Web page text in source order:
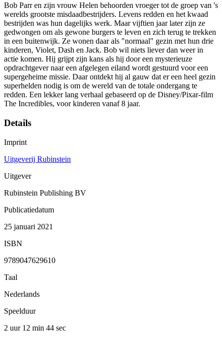
Bob Parr en zijn vrouw Helen behoorden vroeger tot de groep van 's
werelds grootste misdaadbestrijders. Levens redden en het kwaad
bestrijden was hun dagelijks werk. Maar vijftien jaar later zijn ze
gedwongen om als gewone burgers te leven en zich terug te trekken
in een buitenwijk. Ze wonen daar als "normaal" gezin met hun drie
kinderen, Violet, Dash en Jack. Bob wil niets liever dan weer in
actie komen. Hij grijpt zijn kans als hij door een mysterieuze
opdrachtgever naar een afgelegen eiland wordt gestuurd voor een
supergeheime missie. Daar ontdekt hij al gauw dat er een heel gezin
superhelden nodig is om de wereld van de totale ondergang te
redden. Een lekker lang verhaal gebaseerd op de Disney/Pixar-film
The Incredibles, voor kinderen vanaf 8 jaar.
Details
Imprint
Uitgeverij Rubinstein
Uitgever
Rubinstein Publishing BV
Publicatiedatum
25 januari 2021
ISBN
9789047629610
Taal
Nederlands
Speelduur
2 uur 12 min 44 sec